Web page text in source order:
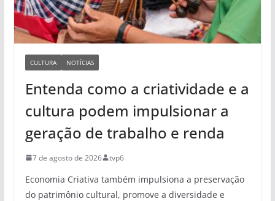
CULTURA NOTÍCIAS
Entenda como a criatividade e a
cultura podem impulsionar a
geração de trabalho e renda
7 de agosto de 2026 tvp6
Economia Criativa também impulsiona a preservação
do patrimônio cultural, promove a diversidade e